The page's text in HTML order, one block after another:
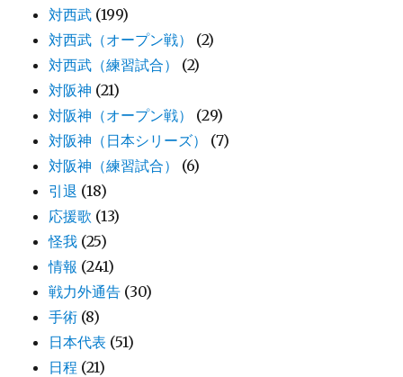
対西武 (199)
対西武（オープン戦）
(2)
対西武（練習試合）
(2)
対阪神 (21)
対阪神（オープン戦）
(29)
対阪神（日本シリーズ）
(7)
対阪神（練習試合）
(6)
引退 (18)
応援歌 (13)
怪我 (25)
情報 (241)
戦力外通告 (30)
手術 (8)
日本代表 (51)
日程 (21)